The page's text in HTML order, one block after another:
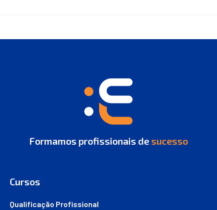
Formamos profissionais de sucesso
Cursos
Qualificação Profissional